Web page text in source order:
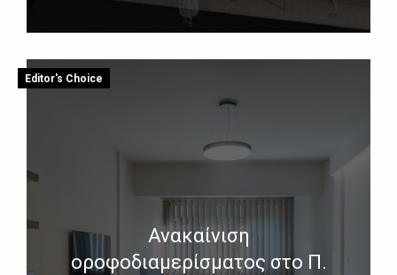
Editor's Choice
Ανακαίνιση
οροφοδιαμερίσματος στο Π.